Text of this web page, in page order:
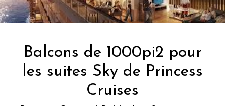
Balcons de 1000pi2 pour
les suites Sky de Princess
Cruises